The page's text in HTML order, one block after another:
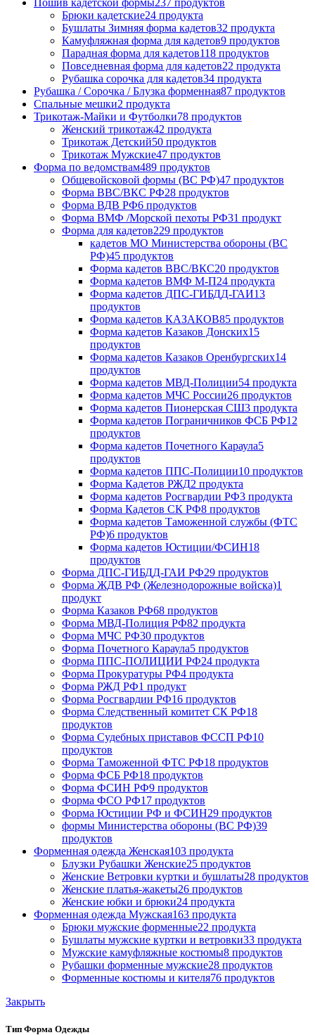
Брюки кадетские24 продукта
Бушлаты Зимняя форма кадетов32 продукта
Камуфляжная форма для кадетов9 продуктов
Парадная форма для кадетов118 продуктов
Повседневная форма для кадетов22 продукта
Рубашка сорочка для кадетов34 продукта
Рубашка / Сорочка / Блузка форменная87 продуктов
Спальные мешки2 продукта
Трикотаж-Майки и Футболки78 продуктов
Женский трикотаж42 продукта
Трикотаж Детский50 продуктов
Трикотаж Мужские47 продуктов
Форма по ведомствам489 продуктов
Общевойсковой формы (ВС РФ)47 продуктов
Форма ВВС/ВКС РФ28 продуктов
Форма ВДВ РФ6 продуктов
Форма ВМФ /Морской пехоты РФ31 продукт
Форма для кадетов229 продуктов
кадетов МО Министерства обороны (ВС
РФ)45 продуктов
Форма кадетов ВВС/ВКС20 продуктов
Форма кадетов ВМФ М-П24 продукта
Форма кадетов ДПС-ГИБДД-ГАИ13
продуктов
Форма кадетов КАЗАКОВ85 продуктов
Форма кадетов Казаков Донских15
продуктов
Форма кадетов Казаков Оренбургских14
продуктов
Форма кадетов МВД-Полиции54 продукта
Форма кадетов МЧС России26 продуктов
Форма кадетов Пионерская СШ3 продукта
Форма кадетов Пограничников ФСБ РФ12
продуктов
Форма кадетов Почетного Караула5
продуктов
Форма кадетов ППС-Полиции10 продуктов
Форма Кадетов РЖД2 продукта
Форма кадетов Росгвардии РФ3 продукта
Форма Кадетов СК РФ8 продуктов
Форма кадетов Таможенной службы (ФТС
РФ)6 продуктов
Форма кадетов Юстиции/ФСИН18
продуктов
Форма ДПС-ГИБДД-ГАИ РФ29 продуктов
Форма ЖДВ РФ (Железнодорожные войска)1
продукт
Форма Казаков РФ68 продуктов
Форма МВД-Полиция РФ82 продукта
Форма МЧС РФ30 продуктов
Форма Почетного Караула5 продуктов
Форма ППС-ПОЛИЦИИ РФ24 продукта
Форма Прокуратуры РФ4 продукта
Форма РЖД РФ1 продукт
Форма Росгвардии РФ16 продуктов
Форма Следственный комитет СК РФ18
продуктов
Форма Судебных приставов ФССП РФ10
продуктов
Форма Таможенной ФТС РФ18 продуктов
Форма ФСБ РФ18 продуктов
Форма ФСИН РФ9 продуктов
Форма ФСО РФ17 продуктов
Форма Юстиции РФ и ФСИН29 продуктов
формы Министерства обороны (ВС РФ)39
продуктов
Форменная одежда Женская103 продукта
Блузки Рубашки Женские25 продуктов
Женские Ветровки куртки и бушлаты28 продуктов
Женские платья-жакеты26 продуктов
Женские юбки и брюки24 продукта
Форменная одежда Мужская163 продукта
Брюки мужские форменные22 продукта
Бушлаты мужские куртки и ветровки33 продукта
Мужские камуфляжные костюмы8 продуктов
Рубашки форменные мужские28 продуктов
Форменные костюмы и кителя76 продуктов
Закрыть
Тип Форма Одежды